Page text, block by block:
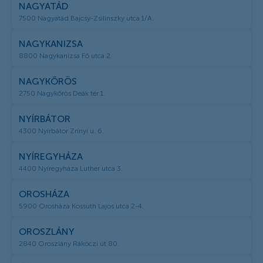
NAGYATÁD
7500 Nagyatád Bajcsy-Zsilinszky utca 1/A.
NAGYKANIZSA
8800 Nagykanizsa Fő utca 2.
NAGYKŐRÖS
2750 Nagykőrös Deák tér 1.
NYÍRBÁTOR
4300 Nyírbátor Zrínyi u. 6.
NYÍREGYHÁZA
4400 Nyíregyháza Luther utca 3.
OROSHÁZA
5900 Orosháza Kossuth Lajos utca 2-4.
OROSZLÁNY
2840 Oroszlány Rákóczi út 80.